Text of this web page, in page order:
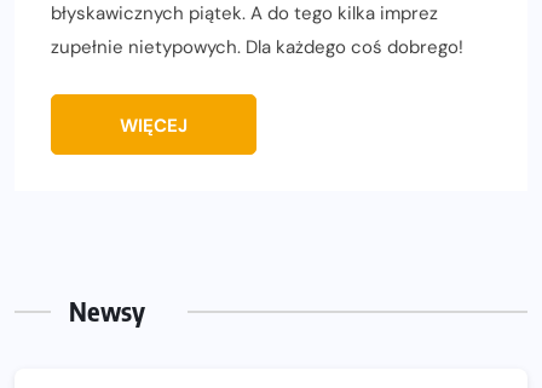
błyskawicznych piątek. A do tego kilka imprez
zupełnie nietypowych. Dla każdego coś dobrego!
WIĘCEJ
Newsy